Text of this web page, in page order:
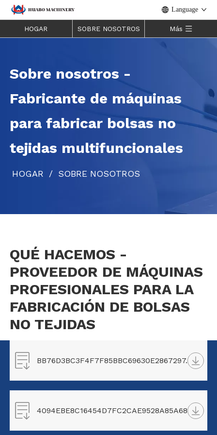
Language
HOGAR SOBRE NOSOTROS Más
Sobre nosotros -
Fabricante de máquinas
para fabricar bolsas no
tejidas multifuncionales
HOGAR / SOBRE NOSOTROS
QUÉ HACEMOS -
PROVEEDOR DE MÁQUINAS
PROFESIONALES PARA LA
FABRICACIÓN DE BOLSAS
NO TEJIDAS
BB76D3BC3F4F7F85BBC69630E2867297.png
4094EBE8C16454D7FC2CAE9528A85A68.png